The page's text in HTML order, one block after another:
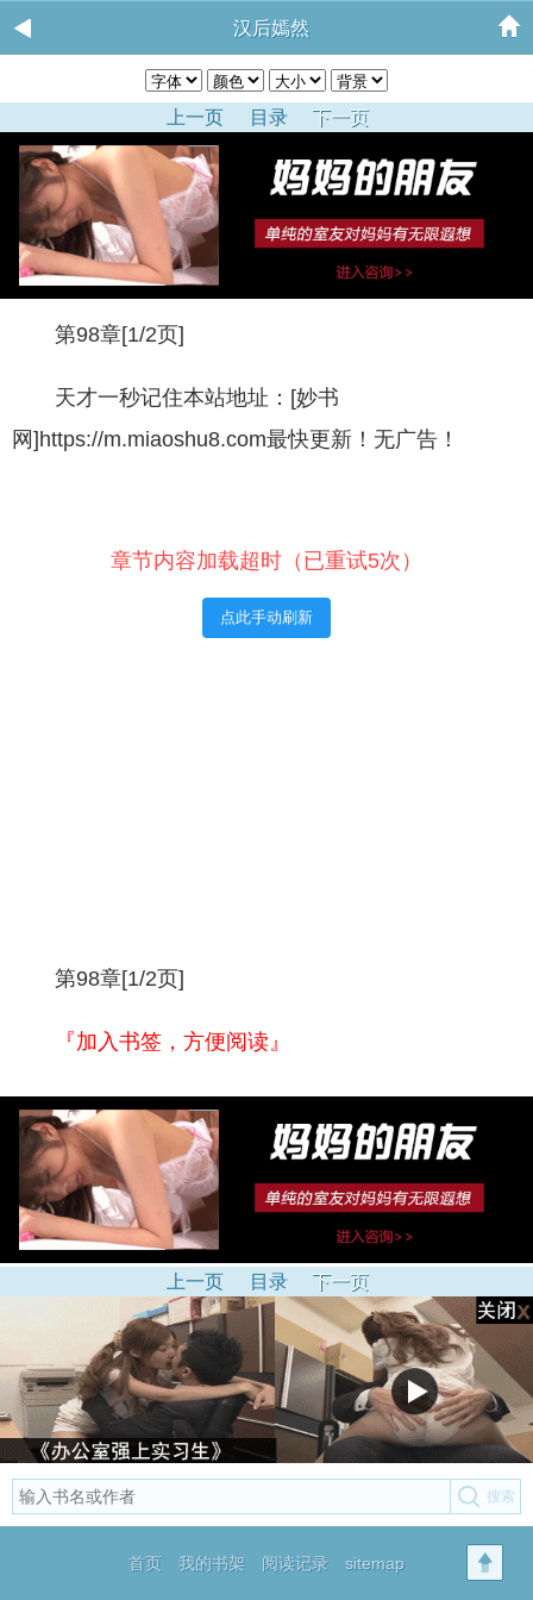
汉后嫣然
上一页 目录 下一页
第98章[1/2页]
天才一秒记住本站地址：[妙书
网]https://m.miaoshu8.com最快更新！无广告！
章节内容加载超时（已重试5次）
点此手动刷新
第98章[1/2页]
『加入书签，方便阅读』
上一页 目录 下一页
首页 我的书架 阅读记录 sitemap